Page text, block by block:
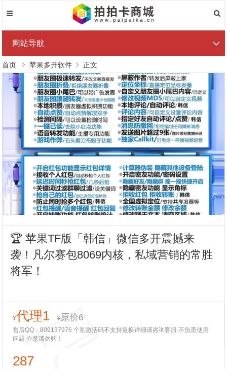
网站导航
首页 苹果多开软件 正文
🏆 苹果TF版「韩信」微信多开震撼来
袭！凡尔赛包8069内核，私域营销的常胜
将军！
¥代理1 ¥原价6
售后QQ：809137976 个别激活码不支持退换详细请咨询客服 不负责使用
问题 介意请勿购！
287